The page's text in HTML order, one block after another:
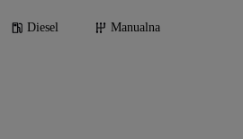
Diesel
Manualna